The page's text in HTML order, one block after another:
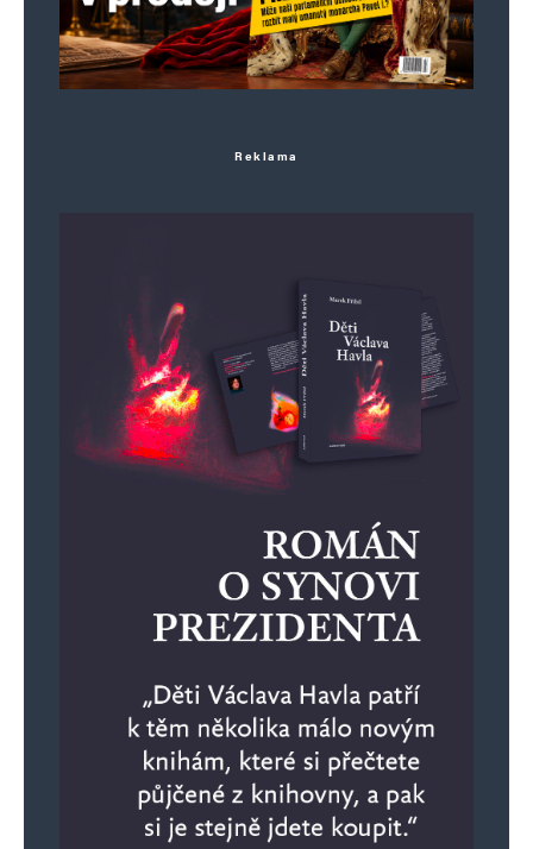
Jméno*
Webová stránka
Informujte mě o nových komentářích e-mailem.
Informujte mě o nových příspěvcích e-mailem.
Alternative:
Reklama